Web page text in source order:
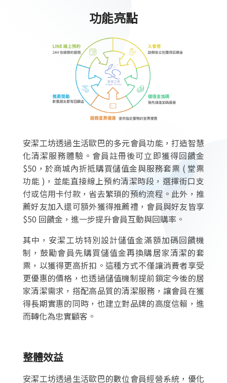
功能亮點
安潔工坊透過生活歐巴的多元會員功能，打造智慧
化清潔服務體驗。會員註冊後可立即獲得回饋金
$50，於商城內折抵購買儲值金與服務套票 ( 堂票
功能 )，並能直接線上預約清潔時段，選擇街口支
付或信用卡付款，省去繁瑣的預約流程。此外，推
薦好友加入還可額外獲得推薦禮，會員與好友皆享
$50 回饋金，進一步提升會員互動與回購率。
其中，安潔工坊特別設計儲值金滿額加碼回饋機
制，鼓勵會員先購買儲值金再換購居家清潔的套
票，以獲得更高折扣。這種方式不僅讓消費者享受
更優惠的價格，也透過儲值機制提前鎖定今後的居
家清潔需求，搭配高品質的清潔服務，讓會員在獲
得長期實惠的同時，也建立對品牌的高度信賴，進
而轉化為忠實顧客。
整體效益
安潔工坊透過生活歐巴的數位會員經營系統，優化